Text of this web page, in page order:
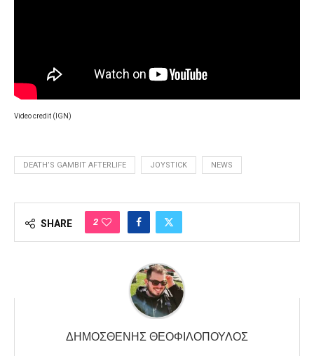
Video credit (IGN)
DEATH’S GAMBIT AFTERLIFE JOYSTICK NEWS
SHARE 2
ΔΗΜΟΣΘΈΝΗΣ ΘΕΟΦΙΛΌΠΟΥΛΟΣ